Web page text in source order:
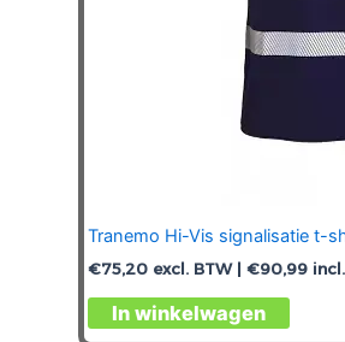
Tranemo Hi-Vis signalisatie t-
€75,20 excl. BTW | €90,99
In winkelwagen
Dit
product